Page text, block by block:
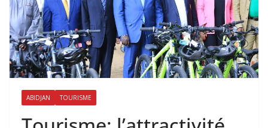
ABIDJAN TOURISME